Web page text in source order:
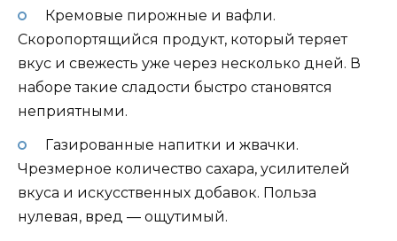
Кремовые пирожные и вафли.
Скоропортящийся продукт, который теряет
вкус и свежесть уже через несколько дней. В
наборе такие сладости быстро становятся
неприятными.
Газированные напитки и жвачки.
Чрезмерное количество сахара, усилителей
вкуса и искусственных добавок. Польза
нулевая, вред — ощутимый.